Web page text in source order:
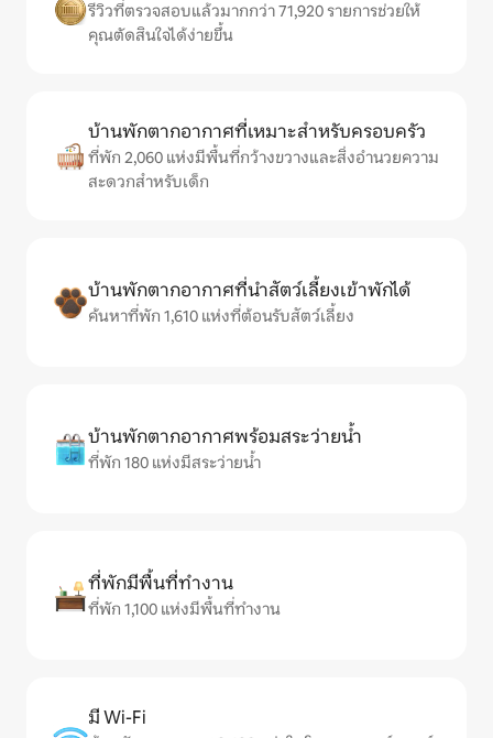
รีวิวที่ตรวจสอบแล้วมากกว่า 71,920 รายการช่วยให้
คุณตัดสินใจได้ง่ายขึ้น
บ้านพักตากอากาศที่เหมาะสำหรับครอบครัว
ที่พัก 2,060 แห่งมีพื้นที่กว้างขวางและสิ่งอำนวยความ
สะดวกสำหรับเด็ก
บ้านพักตากอากาศที่นำสัตว์เลี้ยงเข้าพักได้
ค้นหาที่พัก 1,610 แห่งที่ต้อนรับสัตว์เลี้ยง
บ้านพักตากอากาศพร้อมสระว่ายน้ำ
ที่พัก 180 แห่งมีสระว่ายน้ำ
ที่พักมีพื้นที่ทำงาน
ที่พัก 1,100 แห่งมีพื้นที่ทำงาน
มี Wi-Fi